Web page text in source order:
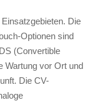
Die
Optionen sind
(Convertible
Wartung vor Ort und
Die CV-